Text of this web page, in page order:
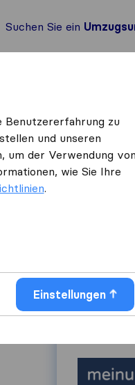
Suchen Sie ein
Benutzererfahrung zu
und unseren
um der Verwendung von
wie Sie Ihre
.
Einstellungen